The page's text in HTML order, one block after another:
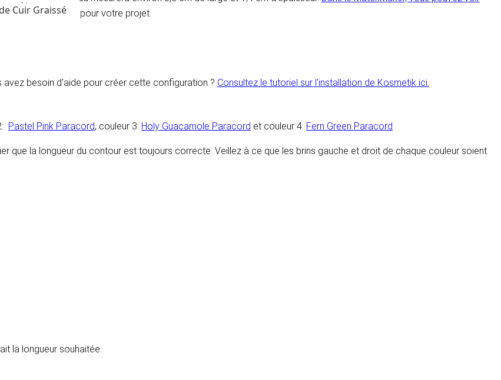
Cuir Graissé
les couleurs pour votre projet.
besoin d'aide pour créer cette configuration ? Consultez le tutoriel sur l'installation de Kosmetik ici.
Pastel Pink Paracord, couleur 3: Holy Guacamole Paracord et couleur 4: Fern Green Paracord
que la longueur du contour est toujours correcte. Veillez à ce que les brins gauche et droit de chaque couleur soient
la longueur souhaitée.